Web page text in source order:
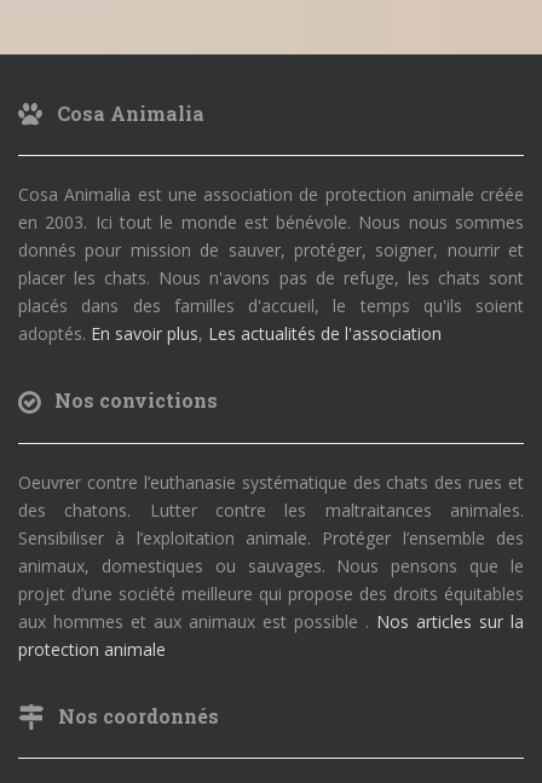
Cosa Animalia
Cosa Animalia est une association de protection animale créée
en 2003. Ici tout le monde est bénévole. Nous nous sommes
donnés pour mission de sauver, protéger, soigner, nourrir et
placer les chats. Nous n'avons pas de refuge, les chats sont
placés dans des familles d'accueil, le temps qu'ils soient
adoptés. En savoir plus, Les actualités de l'association
Nos convictions
Oeuvrer contre l’euthanasie systématique des chats des rues et
des chatons. Lutter contre les maltraitances animales.
Sensibiliser à l’exploitation animale. Protéger l’ensemble des
animaux, domestiques ou sauvages. Nous pensons que le
projet d’une société meilleure qui propose des droits équitables
aux hommes et aux animaux est possible . Nos articles sur la
protection animale
Nos coordonnés